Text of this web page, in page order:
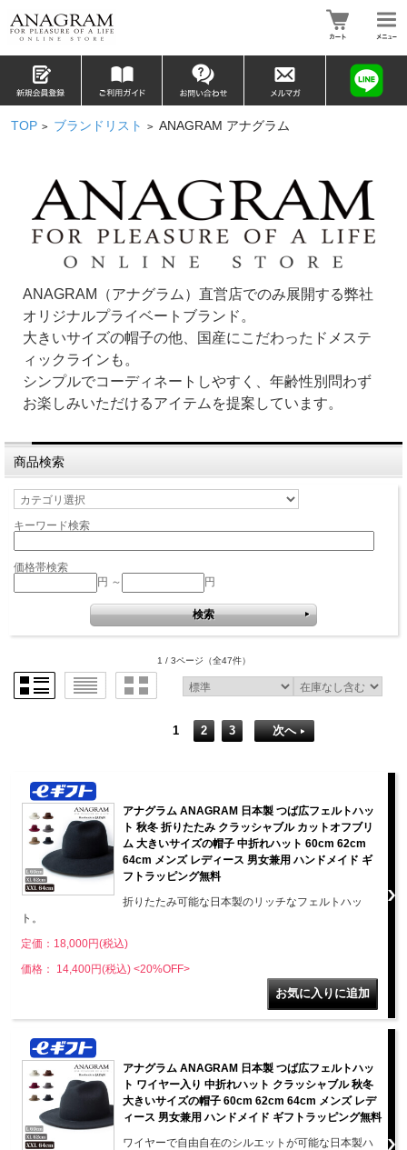
TOP > ブランドリスト > ANAGRAM アナグラム
ANAGRAM（アナグラム）直営店でのみ展開する弊社
オリジナルプライベートブランド。
大きいサイズの帽子の他、国産にこだわったドメステ
ィックラインも。
シンプルでコーディネートしやすく、年齢性別問わず
お楽しみいただけるアイテムを提案しています。
商品検索
キーワード検索
価格帯検索
円 ～
円
1 / 3ページ （全47件）
1 2 3 次へ
アナグラム ANAGRAM 日本製 つば広フェルトハッ
ト 秋冬 折りたたみ クラッシャブル カットオフブリ
ム 大きいサイズの帽子 中折れハット 60cm 62cm
64cm メンズ レディース 男女兼用 ハンドメイド ギ
フトラッピング無料
折りたたみ可能な日本製のリッチなフェルトハッ
ト。
定価：18,000円(税込)
価格： 14,400円(税込) <20%OFF>
アナグラム ANAGRAM 日本製 つば広フェルトハッ
ト ワイヤー入り 中折れハット クラッシャブル 秋冬
大きいサイズの帽子 60cm 62cm 64cm メンズ レデ
ィース 男女兼用 ハンドメイド ギフトラッピング無料
ワイヤーで自由自在のシルエットが可能な日本製ハ